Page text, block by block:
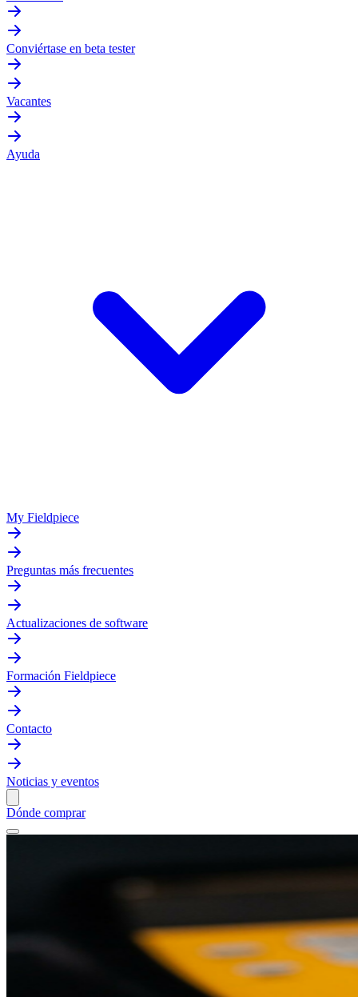
Conviértase en beta tester
Vacantes
Ayuda
My Fieldpiece
Preguntas más frecuentes
Actualizaciones de software
Formación Fieldpiece
Contacto
Noticias y eventos
Dónde comprar